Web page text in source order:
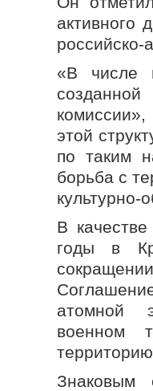
активного
российско-
«В числе
этой
по таким
борьба с
культурно-
В
годы в
атомной
военном
Знаковым